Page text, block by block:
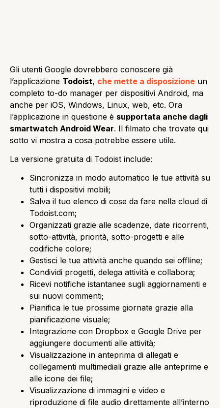
Gli utenti Google dovrebbero conoscere già
l’applicazione Todoist, che mette a disposizione un
completo to-do manager per dispositivi Android, ma
anche per iOS, Windows, Linux, web, etc. Ora
l’applicazione in questione è supportata anche dagli
smartwatch Android Wear. Il filmato che trovate qui
sotto vi mostra a cosa potrebbe essere utile.
La versione gratuita di Todoist include:
Sincronizza in modo automatico le tue attività su
tutti i dispositivi mobili;
Salva il tuo elenco di cose da fare nella cloud di
Todoist.com;
Organizzati grazie alle scadenze, date ricorrenti,
sotto-attività, priorità, sotto-progetti e alle
codifiche colore;
Gestisci le tue attività anche quando sei offline;
Condividi progetti, delega attività e collabora;
Ricevi notifiche istantanee sugli aggiornamenti e
sui nuovi commenti;
Pianifica le tue prossime giornate grazie alla
pianificazione visuale;
Integrazione con Dropbox e Google Drive per
aggiungere documenti alle attività;
Visualizzazione in anteprima di allegati e
collegamenti multimediali grazie alle anteprime e
alle icone dei file;
Visualizzazione di immagini e video e
riproduzione di file audio direttamente all’interno